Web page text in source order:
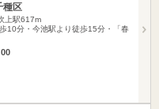
種区
上駅617m
10分・今池駅より徒歩15分・「春